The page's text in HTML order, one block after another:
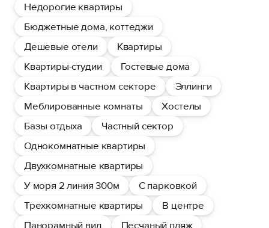
Недорогие квартиры
Бюджетные дома, коттеджи
Дешевые отели
Квартиры
Квартиры-студии
Гостевые дома
Квартиры в частном секторе
Эллинги
Меблированные комнаты
Хостелы
Базы отдыха
Частный сектор
Однокомнатные квартиры
Двухкомнатные квартиры
У моря 2 линия 300м
С парковкой
Трехкомнатные квартиры
В центре
Панорамный вид
Песчаный пляж